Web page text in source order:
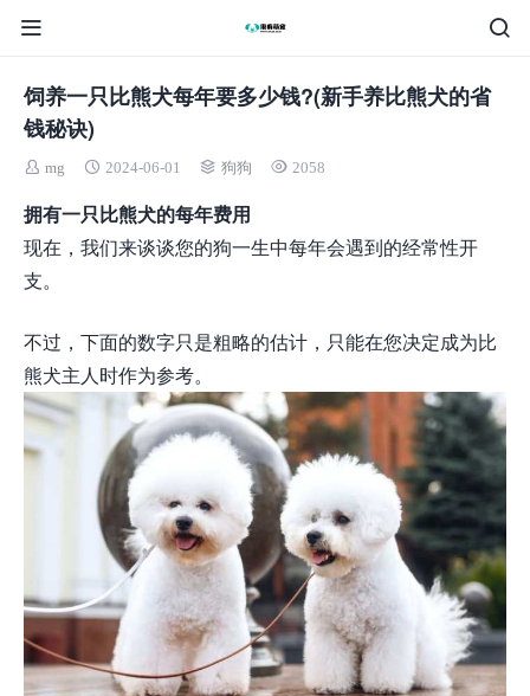
饲养一只比熊犬每年要多少钱?(新手养比熊犬的省
钱秘诀)
mg 2024-06-01 狗狗 2058
拥有一只比熊犬的每年费用
现在，我们来谈谈您的狗一生中每年会遇到的经常性开
支。
不过，下面的数字只是粗略的估计，只能在您决定成为比
熊犬主人时作为参考。